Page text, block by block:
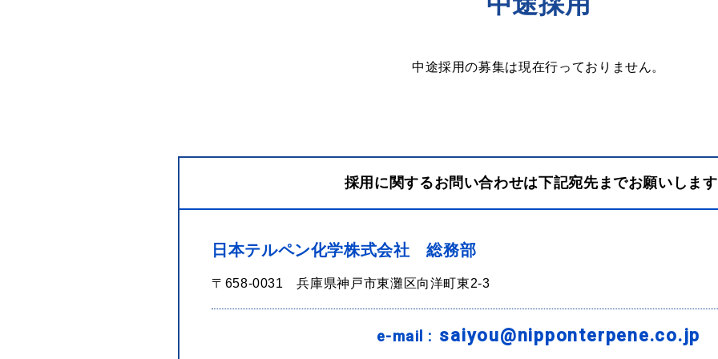
中途採用の募集は現在行っておりません。
採用に関するお問い合わせは下記宛先までお願いしま
日本テルペン化学株式会社 総務部
〒658-0031 兵庫県神戸市東灘区向洋町東2-3
e-mail : saiyou@nipponterpene.co.jp